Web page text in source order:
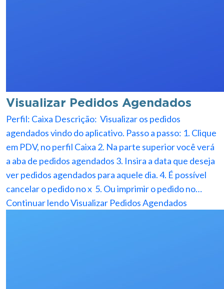
Visualizar Pedidos Agendados
Perfil: Caixa Descrição: Visualizar os pedidos
agendados vindo do aplicativo. Passo a passo: 1. Clique
em PDV, no perfil Caixa 2. Na parte superior você verá
a aba de pedidos agendados 3. Insira a data que deseja
ver pedidos agendados para aquele dia. 4. É possível
cancelar o pedido no x 5. Ou imprimir o pedido no…
Continuar lendoVisualizar Pedidos Agendados